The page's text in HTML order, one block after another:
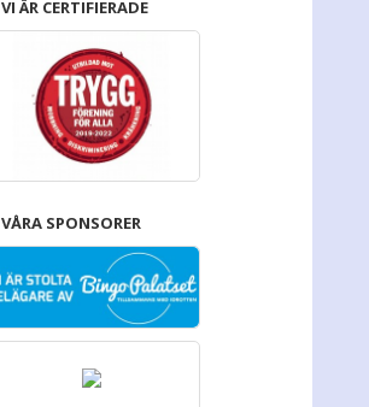
VI ÄR CERTIFIERADE
VÅRA SPONSORER